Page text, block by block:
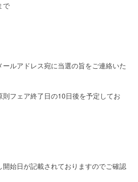
で
ールアドレス宛に当選の旨をご連絡いた
則フェア終了日の10日後を予定してお
開始日が記載されておりますのでご確認